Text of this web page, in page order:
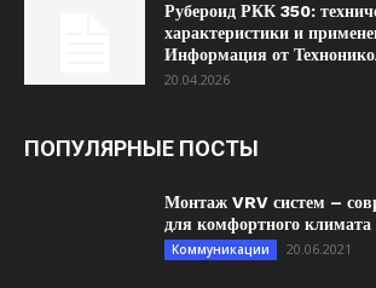
Рубероид РКК 350:
характеристики и
Информация от
20.04.2026
ПОПУЛЯРНЫЕ ПОСТЫ
Монтаж VRV систем –
для комфортного климата
Коммуникации 20.06.2021